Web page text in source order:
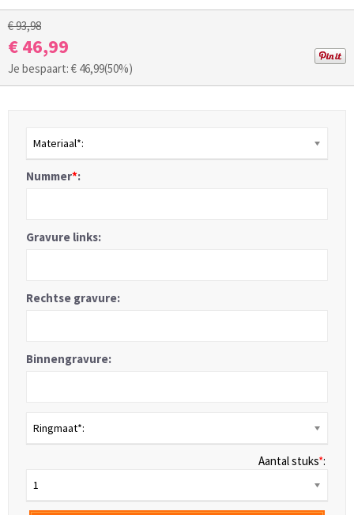
€ 93,98
€ 46,99
Je bespaart: € 46,99(50%)
Materiaal*:
Nummer*:
Gravure links:
Rechtse gravure:
Binnengravure:
Ringmaat*:
Aantal stuks*:
1